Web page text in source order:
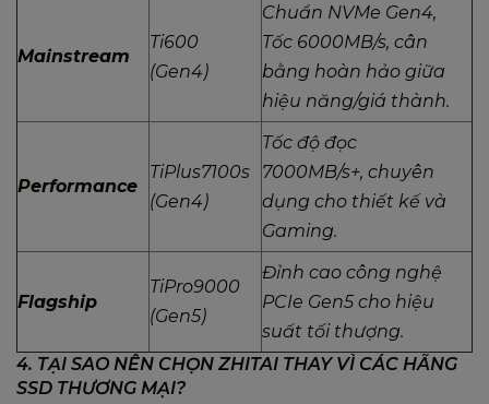
Mainstream
Ti600
(Gen4)
Chuẩn NVMe Gen4,
Tốc 6000MB/s, cân
bằng hoàn hảo giữa
hiệu năng/giá thành.
Performance
TiPlus7100s
(Gen4)
Tốc độ đọc
7000MB/s+, chuyên
dụng cho thiết kế và
Gaming.
Flagship
TiPro9000
(Gen5)
Đỉnh cao công nghệ
PCIe Gen5 cho hiệu
suất tối thượng.
4. TẠI SAO NÊN CHỌN ZHITAI THAY VÌ CÁC HÃNG
SSD THƯƠNG MẠI?